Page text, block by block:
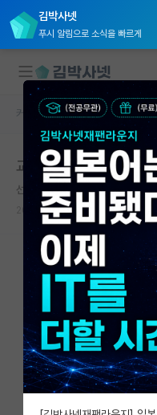
김박사넷
푸시 알림으로 소식을 빠르게
대학원생 모집
국내대학원 정보
연구실&오픈랩
커뮤니티
커뮤니티 홈
전체글보기
베스트 게시판
IF 명예의전당
자유 게시판(아무개랩)
커뮤니티 홈 자유 게시판(아
교수님께 문자
선량한 르네 데카르트
2024.07.12 9 3039